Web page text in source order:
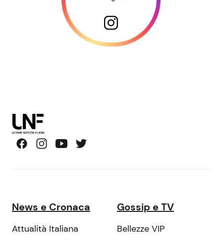
News e Cronaca
Attualità Italiana
Gossip e TV
Bellezze VIP